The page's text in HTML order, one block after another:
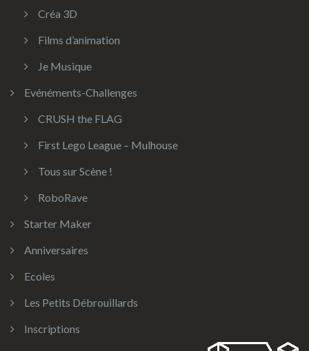
Créa 3D
Films d’animation
Je Musique
Evénéments-Challenges
CRUSH the FLAG
First Lego League – Mulhouse
Tous sur Scène !
RoboRave
Starter Maker
Anniversaires
Ecoles
Les Petits Débrouillards
Inscriptions